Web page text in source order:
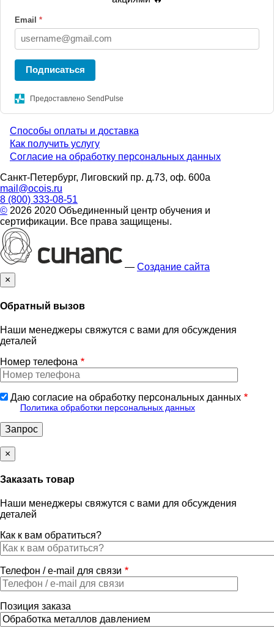
Email *
Подписаться
Предоставлено SendPulse
Menu
footer
Способы оплаты и доставка
Как получить услугу
Согласие на обработку персональных данных
Санкт-Петербург, Лиговский пр. д.73, оф. 600а
mail@ocois.ru
8 (800) 333-08-51
© 2026 2020 Объединенный центр обучения и
сертификации. Все права защищены.
— Создание сайта
×
Обратный вызов
Наши менеджеры свяжутся с вами для обсуждения
деталей
Номер телефона
Даю согласие на обработку персональных данных
Политика обработки персональных данных
×
Заказать товар
Наши менеджеры свяжутся с вами для обсуждения
деталей
Как к вам обратиться?
Телефон / e-mail для связи
Позиция заказа